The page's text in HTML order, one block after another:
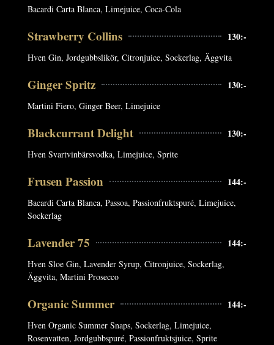
Bacardi Carta Blanca, Limejuice, Coca-Cola
Strawberry Collins 130:-
Hven Gin, Jordgubbslikör, Citronjuice, Sockerlag, Äggvita
Ginger Spritz 130:-
Martini Fiero, Ginger Beer, Limejuice
Blackcurrant Delight 130:-
Hven Svartvinbärsvodka, Limejuice, Sprite
Frusen Passion 144:-
Bacardi Carta Blanca, Passoa, Passionfruktspuré, Limejuice,
Sockerlag
Lavender 75 144:-
Hven Sloe Gin, Lavender Syrup, Citronjuice, Sockerlag,
Äggvita, Martini Prosecco
Organic Summer 144:-
Hven Organic Summer Snaps, Sockerlag, Limejuice,
Rosenvatten, Jordgubbspuré, Passionfruktsjuice, Sprite